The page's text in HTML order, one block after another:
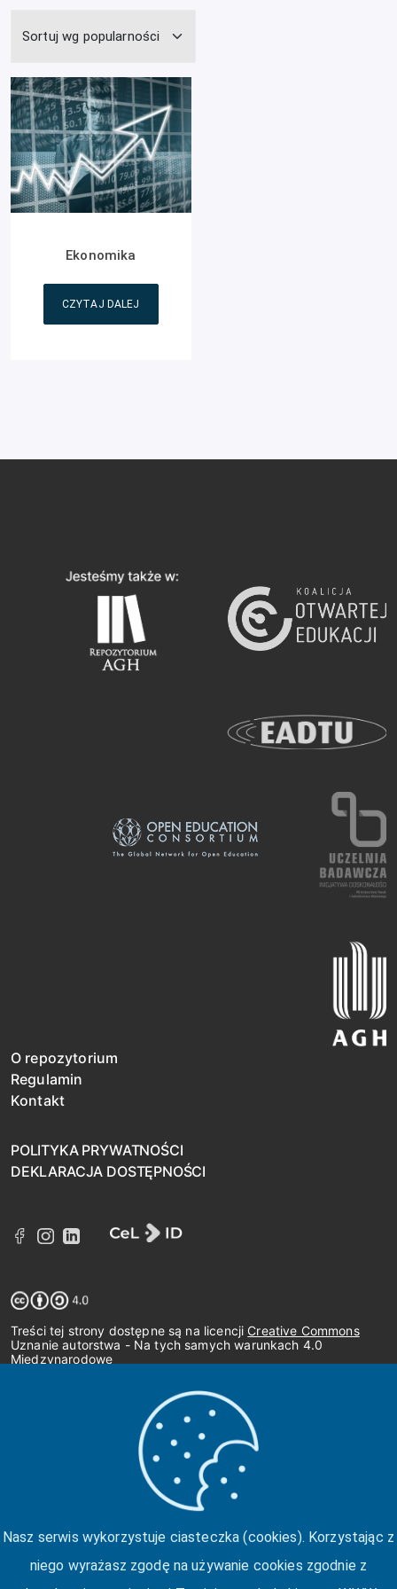
Ekonomika
CZYTAJ DALEJ
O repozytorium
Regulamin
Kontakt
POLITYKA PRYWATNOŚCI
DEKLARACJA DOSTĘPNOŚCI
Treści tej strony dostępne są na licencji Creative Commons
Uznanie autorstwa - Na tych samych warunkach 4.0
Międzynarodowe
Nasz serwis wykorzystuje ciasteczka (cookies). Korzystając z
niego wyrażasz zgodę na używanie cookies zgodnie z